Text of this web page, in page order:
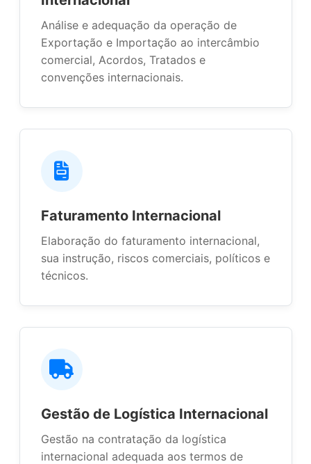
Análise e adequação da operação de
Exportação e Importação ao intercâmbio
comercial, Acordos, Tratados e
convenções internacionais.
Faturamento Internacional
Elaboração do faturamento internacional,
sua instrução, riscos comerciais, políticos e
técnicos.
Gestão de Logística Internacional
Gestão na contratação da logística
internacional adequada aos termos de